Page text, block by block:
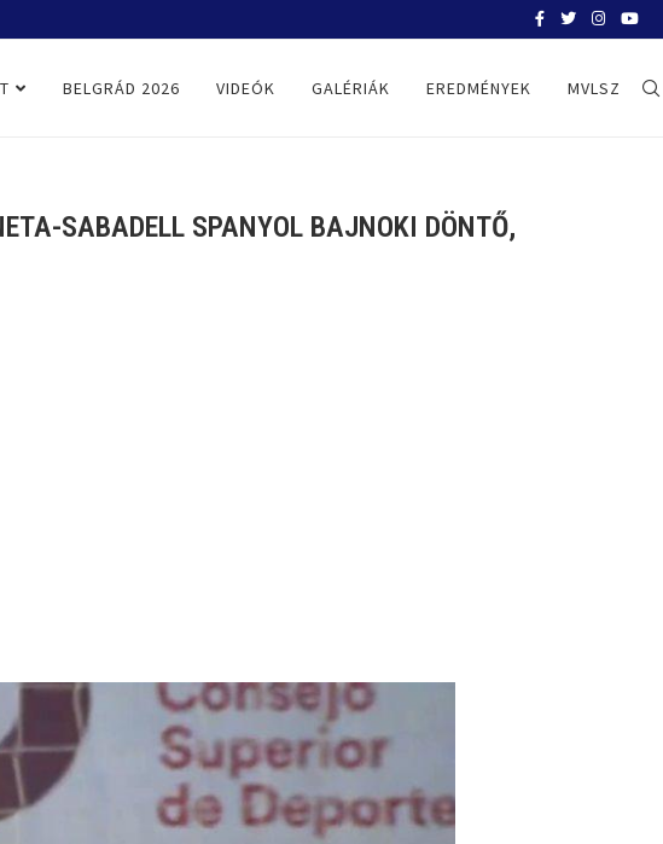
BELGRÁD 2026 VIDEÓK GALÉRIÁK EREDMÉNYEK MVLSZ
SABADELL SPANYOL BAJNOKI DÖNTŐ,